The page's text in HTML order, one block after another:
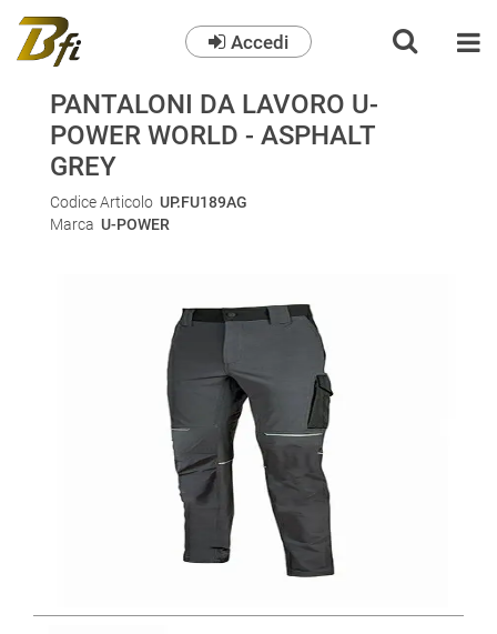
Accedi
PANTALONI DA LAVORO U-
POWER WORLD - ASPHALT
GREY
Codice Articolo UP.FU189AG
Marca U-POWER